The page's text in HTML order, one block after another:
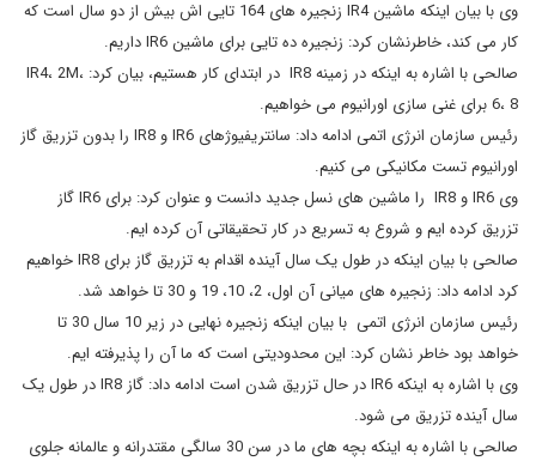
وی با بیان اینکه ماشین IR4 زنجیره های 164 تایی اش بیش از دو سال است که
کار می کند، خاطرنشان کرد: زنجیره ده تایی برای ماشین IR6 داریم.
صالحی با اشاره به اینکه در زمینه IR8 در ابتدای کار هستیم، بیان کرد: IR4، 2M،
6، 8 برای غنی سازی اورانیوم می خواهیم.
رئیس سازمان انرژی اتمی ادامه داد: سانتریفیوژهای IR6 و IR8 را بدون تزریق گاز
اورانیوم تست مکانیکی می کنیم.
وی IR6 و IR8 را ماشین های نسل جدید دانست و عنوان کرد: برای IR6 گاز
تزریق کرده ایم و شروع به تسریع در کار تحقیقاتی آن کرده ایم.
صالحی با بیان اینکه در طول یک سال آینده اقدام به تزریق گاز برای IR8 خواهیم
کرد ادامه داد: زنجیره های میانی آن اول، 2، 10، 19 و 30 تا خواهد شد.
رئیس سازمان انرژی اتمی با بیان اینکه زنجیره نهایی در زیر 10 سال 30 تا
خواهد بود خاطر نشان کرد: این محدودیتی است که ما آن را پذیرفته ایم.
وی با اشاره به اینکه IR6 در حال تزریق شدن است ادامه داد: گاز IR8 در طول یک
سال آینده تزریق می شود.
صالحی با اشاره به اینکه بچه های ما در سن 30 سالگی مقتدرانه و عالمانه جلوی